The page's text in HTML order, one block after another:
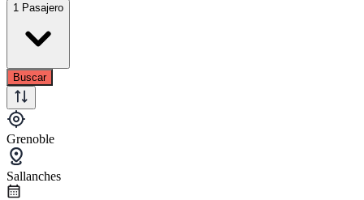
1 Pasajero
Buscar
Grenoble
Sallanches